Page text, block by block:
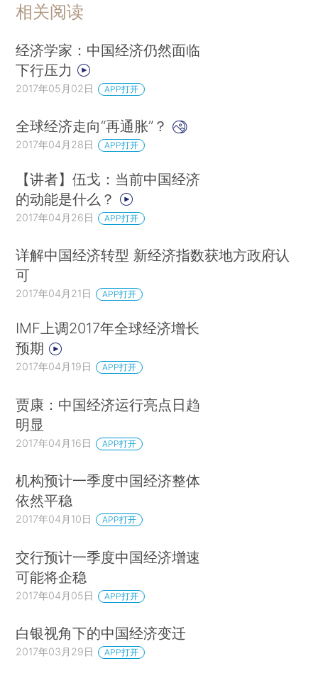
相关阅读
经济学家：中国经济仍然面临
下行压力
2017年05月02日 APP打开
全球经济走向“再通胀”？
2017年04月28日 APP打开
【讲者】伍戈：当前中国经济
的动能是什么？
2017年04月26日 APP打开
详解中国经济转型 新经济指数获地方政府认
可
2017年04月21日 APP打开
IMF上调2017年全球经济增长
预期
2017年04月19日 APP打开
贾康：中国经济运行亮点日趋
明显
2017年04月16日 APP打开
机构预计一季度中国经济整体
依然平稳
2017年04月10日 APP打开
交行预计一季度中国经济增速
可能将企稳
2017年04月05日 APP打开
白银视角下的中国经济变迁
2017年03月29日 APP打开